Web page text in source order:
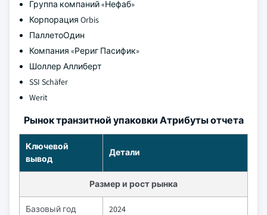
Группа компаний «Нефаб»
Корпорация Orbis
ПаллетоОдин
Компания «Рериг Пасифик»
Шоллер Аллиберт
SSI Schäfer
Werit
Рынок транзитной упаковки Атрибуты отчета
Ключевой
вывод
Детали
Размер и рост рынка
Базовый год 2024